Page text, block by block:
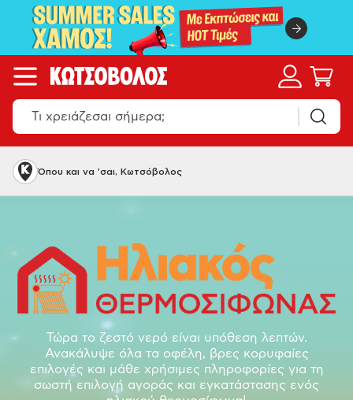
Όπου και να 'σαι, Κωτσόβολος
Τώρα το ζεστό νερό είναι υπόθεση λεπτών.
Ανακάλυψε όλα τα οφέλη, βρες κορυφαίες
επιλογές και μάθε χρήσιμες πληροφορίες για τη
σωστή επιλογή αγοράς και εγκατάστασης ενός